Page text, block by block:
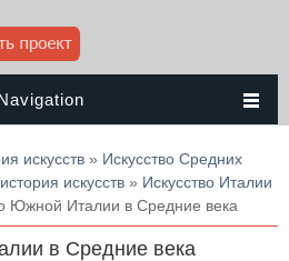
искусств » Искусство Средних
искусств » Искусство Италии
Южной Италии в Средние века
в Средние века